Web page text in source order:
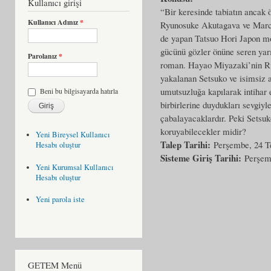
Kullanıcı Adınız*
Parolanız*
Beni bu bilgisayarda hatırla
Yeni Bireysel Kullanıcı
Hesabı oluştur
Yeni Kurumsal Kullanıcı
Hesabı oluştur
Yeni parola iste
GETEM Menü
“Bir keresinde tabiatın
Ryunosuke Akutagava ve
de yapan Tatsuo Hori Japon
gücünü gözler önüne seren
roman. Hayao Miyazaki’nin
yakalanan Setsuko ve isimsiz
umutsuzluğa kapılarak
birbirlerine duydukları
çabalayacaklardır. Peki
koruyabilecekler midir?
Talep Tarihi: Perşembe, 24
Sisteme Giriş Tarihi: